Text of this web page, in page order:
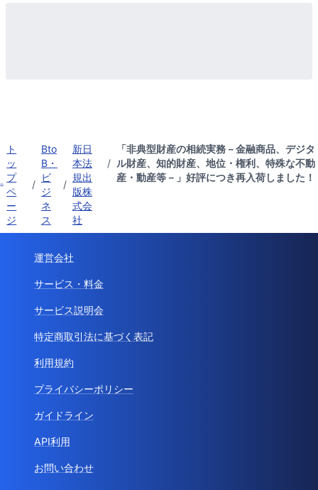
ト
ッ
プ
ペ
ー
ジ
/
Bto
B・
ビ
ジ
ネ
ス
/
新日
本法
規出
版株
式会
社
/
「非典型財産の相続実務－金融商品、デジタ
ル財産、知的財産、地位・権利、特殊な不動
産・動産等－」好評につき再入荷しました！
運営会社
サービス・料金
サービス説明会
特定商取引法に基づく表記
利用規約
プライバシーポリシー
ガイドライン
API利用
お問い合わせ